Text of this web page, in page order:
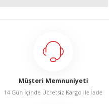
Müşteri Memnuniyeti
14 Gün İçinde Ücretsiz Kargo ile İade